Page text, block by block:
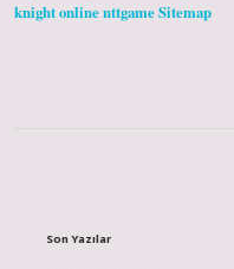
knight onlinenttgameSitemap
Son Yazılar